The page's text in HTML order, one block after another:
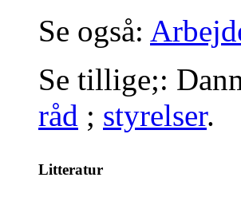
Se også:
Se tillige;:
råd ; styrelser.
Litteratur